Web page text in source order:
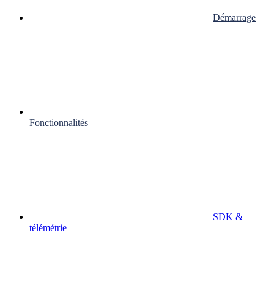
Démarrage
Fonctionnalités
SDK &
télémétrie